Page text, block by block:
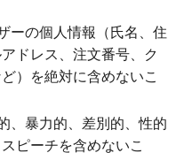
ーの個人情報（氏名、住
ドレス、注文番号、ク
）を絶対に含めないこ
、暴力的、差別的、性的
ピーチを含めないこ